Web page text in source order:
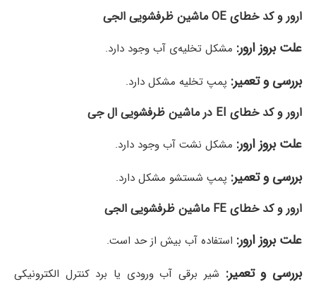
ارور و کد خطای OE ماشین ظرفشویی الجی
علت بروز ارور: مشکل تخلیه‌ی آب وجود دارد.
بررسی و تعمیر: پمپ تخلیه مشکل دارد.
ارور و کد خطای EI در ماشین ظرفشویی ال جی
علت بروز ارور: مشکل نشت آب وجود دارد.
بررسی و تعمیر: پمپ شستشو مشکل دارد.
ارور و کد خطای FE ماشین ظرفشویی الجی
علت بروز ارور: استفاده آب بیش از حد است.
بررسی و تعمیر: شیر برقی آب ورودی یا برد کنترل الکترونیکی